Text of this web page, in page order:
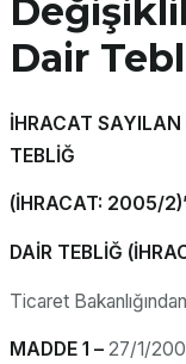
Dair
İHRACAT SAYILAN
TEBLİĞ
(İHRACAT: 2005/
DAİR TEBLİĞ
Ticaret
MADDE 1 – 27/1/